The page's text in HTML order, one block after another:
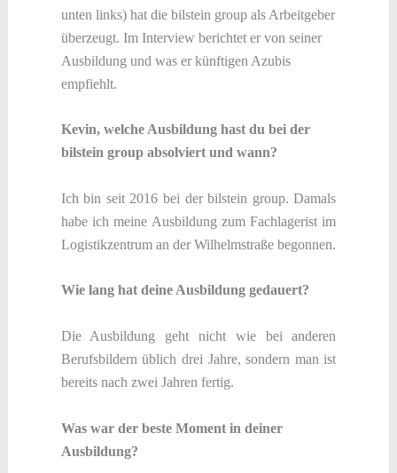
unten links) hat die bilstein group als Arbeitgeber
überzeugt. Im Interview berichtet er von seiner
Ausbildung und was er künftigen Azubis
empfiehlt.
Kevin, welche Ausbildung hast du bei der
bilstein group absolviert und wann?
Ich bin seit 2016 bei der bilstein group. Damals
habe ich meine Ausbildung zum Fachlagerist im
Logistikzentrum an der Wilhelmstraße begonnen.
Wie lang hat deine Ausbildung gedauert?
Die Ausbildung geht nicht wie bei anderen
Berufsbildern üblich drei Jahre, sondern man ist
bereits nach zwei Jahren fertig.
Was war der beste Moment in deiner
Ausbildung?